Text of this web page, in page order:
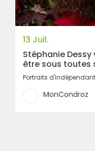
13 Juil.
Stéphanie
être sous toutes
Portraits
MonCondroz